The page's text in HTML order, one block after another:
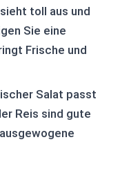
toll aus und
Sie eine
Frische und
Salat passt
Reis sind gute